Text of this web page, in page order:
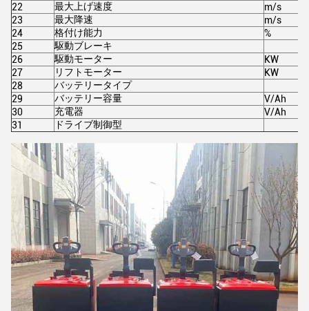
22
最大上げ速度
m/s
23
最大降速
m/s
24
格付け能力
%
25
駆動ブレーキ
26
駆動モーター
KW
27
リフトモーター
KW
28
バッテリータイプ
29
バッテリー容量
V/Ah
30
充電器
V/Ah
31
ドライブ制御型